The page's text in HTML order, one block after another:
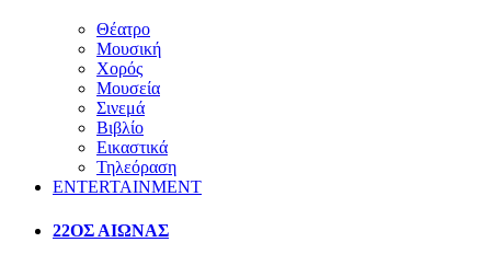
Θέατρο
Μουσική
Χορός
Μουσεία
Σινεμά
Βιβλίο
Εικαστικά
Τηλεόραση
ENTERTAINMENT
22ΟΣ ΑΙΩΝΑΣ